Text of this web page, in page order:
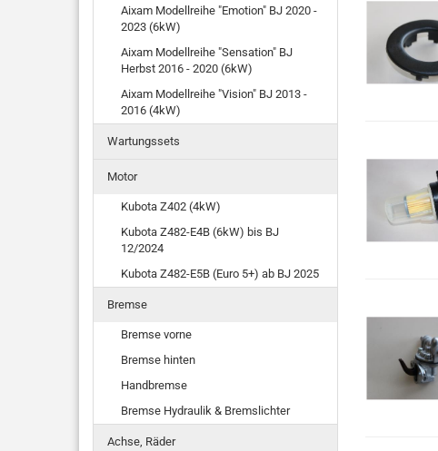
Aixam Modellreihe "Emotion" BJ 2020 -
2023 (6kW)
Aixam Modellreihe "Sensation" BJ
Herbst 2016 - 2020 (6kW)
Aixam Modellreihe "Vision" BJ 2013 -
2016 (4kW)
Wartungssets
Motor
Kubota Z402 (4kW)
Kubota Z482-E4B (6kW) bis BJ
12/2024
Kubota Z482-E5B (Euro 5+) ab BJ 2025
Bremse
Bremse vorne
Bremse hinten
Handbremse
Bremse Hydraulik & Bremslichter
Achse, Räder